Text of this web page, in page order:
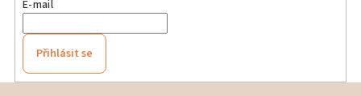
E-mail
Přihlásit se